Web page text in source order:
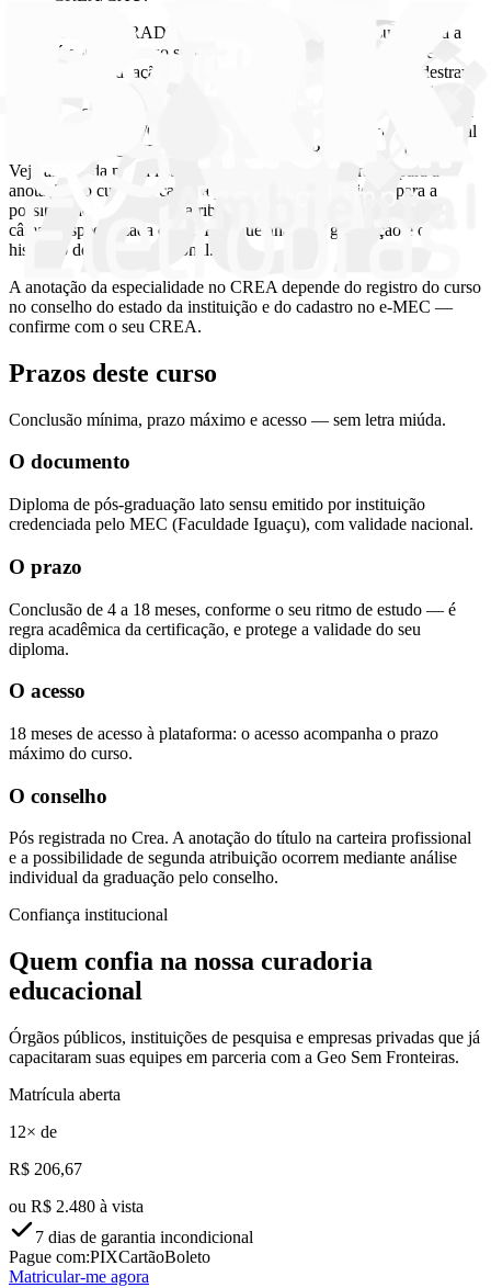
PRECISO DE GRADUAÇÃO? Sim. A pós lato sensu é aberta a
quem já concluiu curso superior, e a matrícula pede diploma e
histórico da graduação. É a entrega desses documentos que destrava
a emissão no fim. TEM TCC? Depende do curso. Quando não é
exigido, a conclusão é por aproveitamento nas avaliações, na forma
da Resolução CNE/CES nº 1/2018. A página do curso informa qual
é o caso. E SE O MEU OBJETIVO É O CREA OU O INCRA?
Veja as pós da nossa lista do CREA: são as estruturadas para a
anotação do curso na carteira profissional e, na maioria, para a
possibilidade de segunda atribuição. A concessão é sempre da
câmara especializada do CREA, que analisa a graduação e o
histórico de cada profissional.
A anotação da especialidade no CREA depende do registro do curso
no conselho do estado da instituição e do cadastro no e-MEC —
confirme com o seu CREA.
Prazos deste curso
Conclusão mínima, prazo máximo e acesso — sem letra miúda.
O documento
Diploma de pós-graduação lato sensu emitido por instituição
credenciada pelo MEC (Faculdade Iguaçu), com validade nacional.
O prazo
Conclusão de 4 a 18 meses, conforme o seu ritmo de estudo — é
regra acadêmica da certificação, e protege a validade do seu
diploma.
O acesso
18 meses de acesso à plataforma: o acesso acompanha o prazo
máximo do curso.
O conselho
Pós registrada no Crea. A anotação do título na carteira profissional
e a possibilidade de segunda atribuição ocorrem mediante análise
individual da graduação pelo conselho.
Confiança institucional
Quem confia na nossa curadoria
educacional
Órgãos públicos, instituições de pesquisa e empresas privadas que já
capacitaram suas equipes em parceria com a Geo Sem Fronteiras.
Matrícula aberta
12× de
R$ 206,67
ou R$ 2.480 à vista
7 dias de garantia incondicional
Pague com:PIXCartãoBoleto
Matricular-me agora